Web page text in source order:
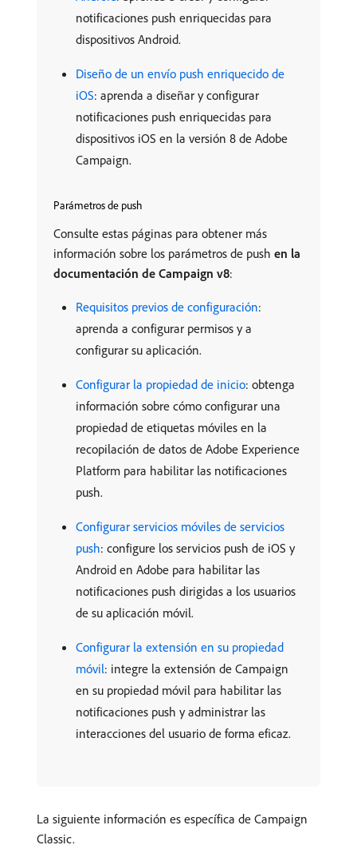
notificaciones push enriquecidas para
dispositivos Android.
Diseño de un envío push enriquecido de
iOS: aprenda a diseñar y configurar
notificaciones push enriquecidas para
dispositivos iOS en la versión 8 de Adobe
Campaign.
Parámetros de push
Consulte estas páginas para obtener más
información sobre los parámetros de push en la
documentación de Campaign v8:
Requisitos previos de configuración:
aprenda a configurar permisos y a
configurar su aplicación.
Configurar la propiedad de inicio: obtenga
información sobre cómo configurar una
propiedad de etiquetas móviles en la
recopilación de datos de Adobe Experience
Platform para habilitar las notificaciones
push.
Configurar servicios móviles de servicios
push: configure los servicios push de iOS y
Android en Adobe para habilitar las
notificaciones push dirigidas a los usuarios
de su aplicación móvil.
Configurar la extensión en su propiedad
móvil: integre la extensión de Campaign
en su propiedad móvil para habilitar las
notificaciones push y administrar las
interacciones del usuario de forma eficaz.
La siguiente información es específica de Campaign
Classic.